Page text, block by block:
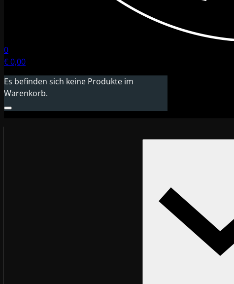
0
€0,00
Es befinden sich keine Produkte im
Warenkorb.